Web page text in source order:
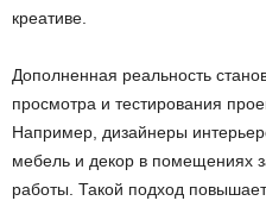
креативе.
Дополненная реальность
просмотра и тестирования
Например, дизайнеры
мебель и декор в помещениях
работы. Такой подход